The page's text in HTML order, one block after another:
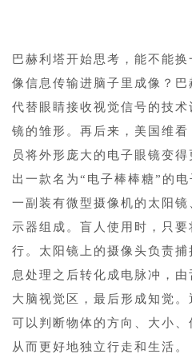
巴赫利塔开始思考，能不能
像信息传输进脑子里成像？
代替眼睛接收视觉信号的技
镜的雏形。再后来，美国维
员将外形庞大的电子眼镜变
出一款名为“电子棒棒糖”的
一副装有微型摄像机的太阳
示器组成。盲人使用时，只
行。太阳镜上的摄像头负责
息处理之后转化成电脉冲，
大脑视觉区，最后形成知觉
可以判断物体的方向、大小、
从而更好地独立行走和生活。